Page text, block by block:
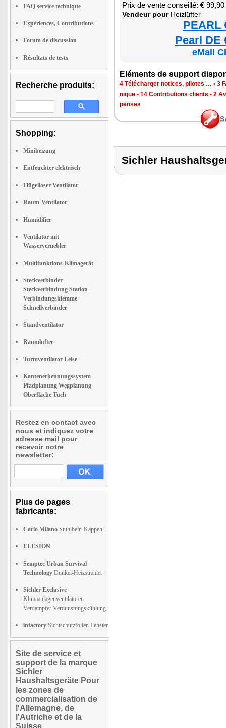
FAQ service technique
Expériences, Contributions
Forum de discussion
Résultats de tests
Recherche produits:
Shopping:
Miniheizung
Entfeuchter elektrisch
Flügelloser Ventilator
Raum-Ventilator
Humidifier
Ventilator mit
Wasservernebler
Multifunktions-Klimagerät
Steckverbinder
Steckverbindung Station
Verbindungsklemme
Schnellverbinder
Standventilator
Raumlüfter
Turmventilator Leise
Kantenerkennungssystem
Pfadplanung Wegplanung
Oberfläche Tuch
Restez en contact avec
nous et indiquez votre
adresse mail pour
recevoir notre
newsletter:
Plus de pages
fabricants:
Carlo Milano Stuhlbein-Kappen
ELESION
Semptec Urban Survival
Technology Dunkel-Heizstrahler
Sichler Exclusive
Klimaanlagenventilatoren
Verdampfer Verdunstungskühlung
infactory Sichtschutzfolien Fenster
Site de service et
support de la marque
Sichler
Haushaltsgeräte Pour
les zones de
commercialisation de
l'Allemagne, de
l'Autriche et de la
Suisse
Prix de vente conseillé: € 99,90
Ven­deur pourHeizlüf­ter
PEARL
Pearl DE
eMall
Elé­ments de sup­port
4 Télé­char­ger notices, pilotes … • 3
nique • 14 Contri­bu­tions clients • 2
penses
Sichler